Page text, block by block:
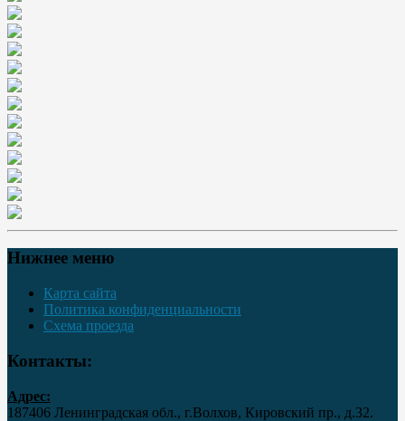
Нижнее меню
Карта сайта
Политика конфиденциальности
Схема проезда
Контакты:
Адрес:
187406 Ленинградская обл., г.Волхов, Кировский пр., д.32.